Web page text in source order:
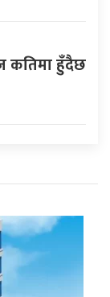
कतिमा हुँदैछ